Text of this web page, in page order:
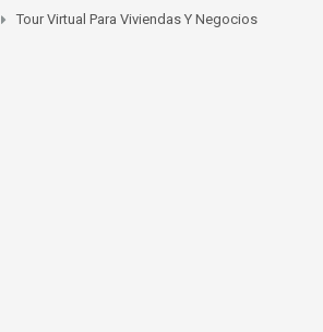
Tour Virtual Para Viviendas Y Negocios